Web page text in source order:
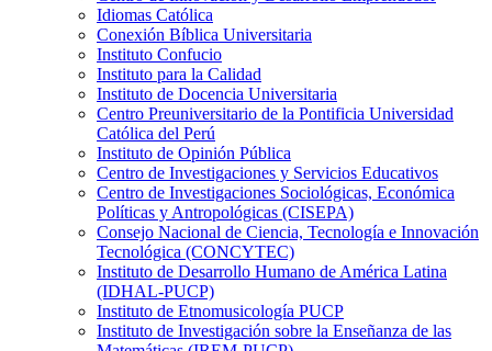
Idiomas Católica
Conexión Bíblica Universitaria
Instituto Confucio
Instituto para la Calidad
Instituto de Docencia Universitaria
Centro Preuniversitario de la Pontificia Universidad
Católica del Perú
Instituto de Opinión Pública
Centro de Investigaciones y Servicios Educativos
Centro de Investigaciones Sociológicas, Económica
Políticas y Antropológicas (CISEPA)
Consejo Nacional de Ciencia, Tecnología e Innovación
Tecnológica (CONCYTEC)
Instituto de Desarrollo Humano de América Latina
(IDHAL-PUCP)
Instituto de Etnomusicología PUCP
Instituto de Investigación sobre la Enseñanza de las